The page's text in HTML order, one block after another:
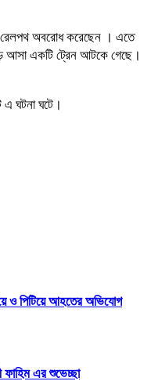
রেলপথ অবরোধ করেছেন । এতে
আসা একটি ট্রেন আটকে গেছে।
এ ঘটনা ঘটে।
ও পিটিয়ে আহতের অভিযোগ
এর শুভেচ্ছা